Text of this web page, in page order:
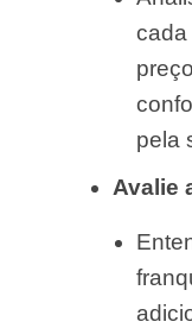
cada
pela
Avalie